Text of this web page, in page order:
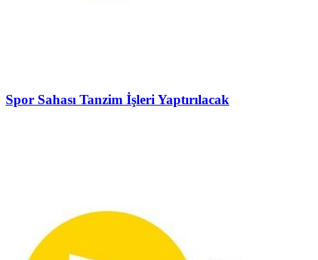
Spor Sahası Tanzim İşleri Yaptırılacak